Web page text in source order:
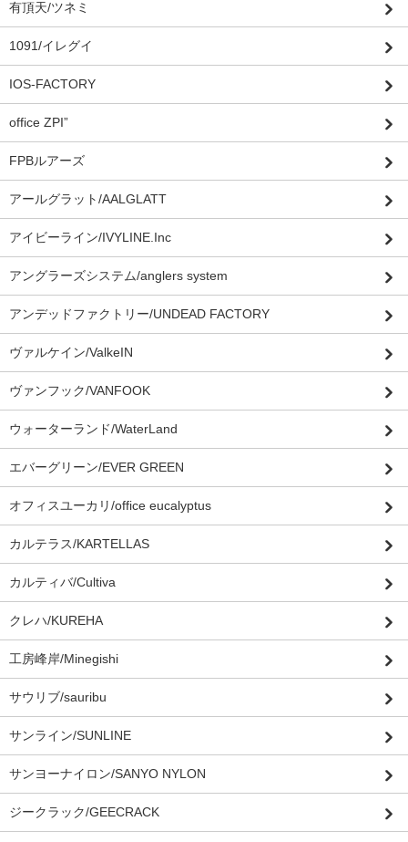
有頂天/ツネミ
1091/イレグイ
IOS-FACTORY
office ZPI”
FPBルアーズ
アールグラット/AALGLATT
アイビーライン/IVYLINE.Inc
アングラーズシステム/anglers system
アンデッドファクトリー/UNDEAD FACTORY
ヴァルケイン/ValkeIN
ヴァンフック/VANFOOK
ウォーターランド/WaterLand
エバーグリーン/EVER GREEN
オフィスユーカリ/office eucalyptus
カルテラス/KARTELLAS
カルティバ/Cultiva
クレハ/KUREHA
工房峰岸/Minegishi
サウリブ/sauribu
サンライン/SUNLINE
サンヨーナイロン/SANYO NYLON
ジークラック/GEECRACK